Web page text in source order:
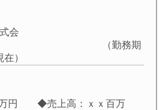
会
勤務期
）
：
万円 ◆売上高：ｘｘ百万